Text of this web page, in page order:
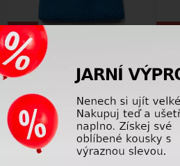
Dětská lyžařská čepice Lego Wear
Agan 803-536 Blue
431,25 Kč 625,00Kč
-31%
AKCE